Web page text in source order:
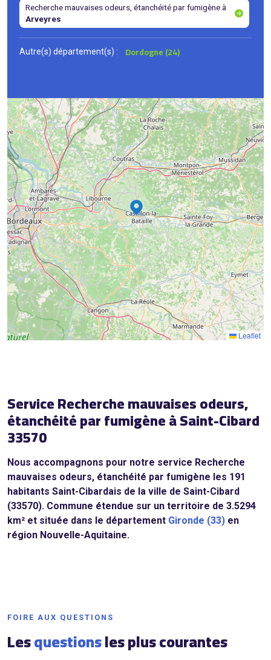
Recherche mauvaises odeurs, étanchéité par fumigène à
Arveyres
Autre(s) département(s) : Dordogne (24)
16
2
15
18
8
Leaflet
Service Recherche mauvaises odeurs,
étanchéité par fumigène à Saint-Cibard
33570
Nous accompagnons pour notre service Recherche
mauvaises odeurs, étanchéité par fumigène les 191
habitants Saint-Cibardais de la ville de Saint-Cibard
(33570). Commune étendue sur un territoire de 3.5294
km² et située dans le département Gironde (33) en
région Nouvelle-Aquitaine.
FOIRE AUX QUESTIONS
Lesquestionsles plus courantes